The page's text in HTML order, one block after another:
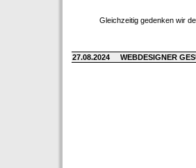
Gleichzeitig gedenken wir
27.08.2024 WEBDESIGNER